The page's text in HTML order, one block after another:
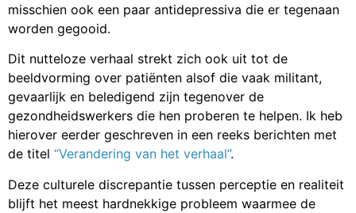
misschien ook een paar antidepressiva die er tegenaan
worden gegooid.
Dit nutteloze verhaal strekt zich ook uit tot de
beeldvorming over patiënten alsof die vaak militant,
gevaarlijk en beledigend zijn tegenover de
gezondheidswerkers die hen proberen te helpen. Ik heb
hierover eerder geschreven in een reeks berichten met
de titel “Verandering van het verhaal”.
Deze culturele discrepantie tussen perceptie en realiteit
blijft het meest hardnekkige probleem waarmee de